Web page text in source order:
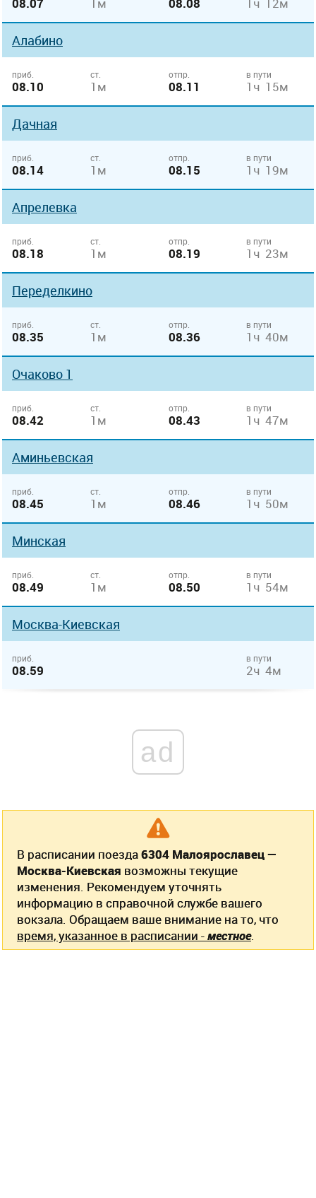
Алабино
приб.
08.10
ст.
1м
отпр.
08.11
в пути
1ч 15м
Дачная
приб.
08.14
ст.
1м
отпр.
08.15
в пути
1ч 19м
Апрелевка
приб.
08.18
ст.
1м
отпр.
08.19
в пути
1ч 23м
Переделкино
приб.
08.35
ст.
1м
отпр.
08.36
в пути
1ч 40м
Очаково 1
приб.
08.42
ст.
1м
отпр.
08.43
в пути
1ч 47м
Аминьевская
приб.
08.45
ст.
1м
отпр.
08.46
в пути
1ч 50м
Минская
приб.
08.49
ст.
1м
отпр.
08.50
в пути
1ч 54м
Москва-Киевская
приб.
08.59
в пути
2ч 4м
ad
В расписании поезда6304 Малоярославец —
Москва-Киевская возможны текущие
изменения. Рекомендуем уточнять
информацию в справочной службе вашего
вокзала. Обращаем ваше внимание на то, что
время, указанное в расписании -местное.